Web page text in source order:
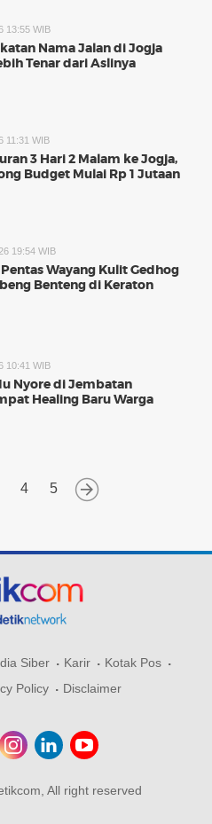
13:55 WIB
Nama Jalan di Jogja
Tenar dari Aslinya
11:31 WIB
3 Hari 2 Malam ke Jogja,
Budget Mulai Rp 1 Jutaan
19:54 WIB
Wayang Kulit Gedhog
Benteng di Keraton
10:41 WIB
Nyore di Jembatan
Healing Baru Warga
4 5
Siber Karir
Kotak Pos
Policy Disclaimer
All right reserved